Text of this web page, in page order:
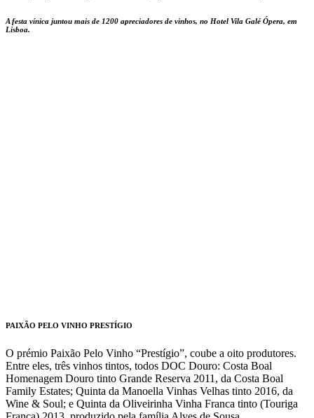
A festa vínica juntou mais de 1200 apreciadores de vinhos, no Hotel Vila Galé Ópera, em
Lisboa.
PAIXÃO PELO VINHO PRESTÍGIO
O prémio Paixão Pelo Vinho “Prestígio”, coube a oito produtores.
Entre eles, três vinhos tintos, todos DOC Douro: Costa Boal
Homenagem Douro tinto Grande Reserva 2011, da Costa Boal
Family Estates; Quinta da Manoella Vinhas Velhas tinto 2016, da
Wine & Soul; e Quinta da Oliveirinha Vinha Franca tinto (Touriga